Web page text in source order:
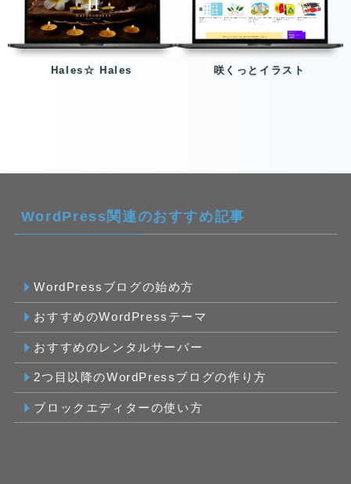
Hales☆ Hales 咲くっとイラスト
WordPress関連のおすすめ記事
WordPressブログの始め方
おすすめのWordPressテーマ
おすすめのレンタルサーバー
2つ目以降のWordPressブログの作り方
ブロックエディターの使い方